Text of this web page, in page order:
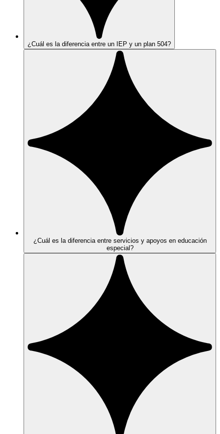
¿Cuál es la diferencia entre un IEP y un plan 504?
¿Cuál es la diferencia entre servicios y apoyos en educación
especial?